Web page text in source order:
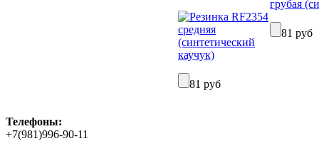
81 руб
81 руб
Телефоны:
+7(981)996-90-11